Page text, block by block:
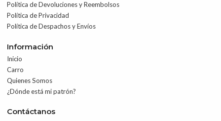
Política de Devoluciones y Reembolsos
Política de Privacidad
Política de Despachos y Envíos
Información
Inicio
Carro
Quienes Somos
¿Dónde está mi patrón?
Contáctanos